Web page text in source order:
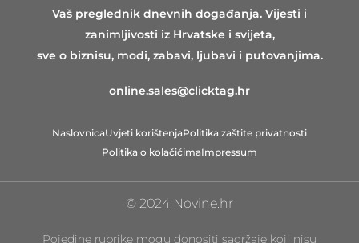
Vaš preglednik dnevnih događanja. Vijesti i
zanimljivosti iz Hrvatske i svijeta,
sve o biznisu, modi, zabavi, ljubavi i putovanjima.
online.sales@clicktag.hr
NaslovnicaUvjeti korištenjaPolitika zaštite privatnosti
Politika o kolačićimaImpressum
© 2024 Novine.hr
Pojedine rubrike mogu donositi sadržaje koji nisu